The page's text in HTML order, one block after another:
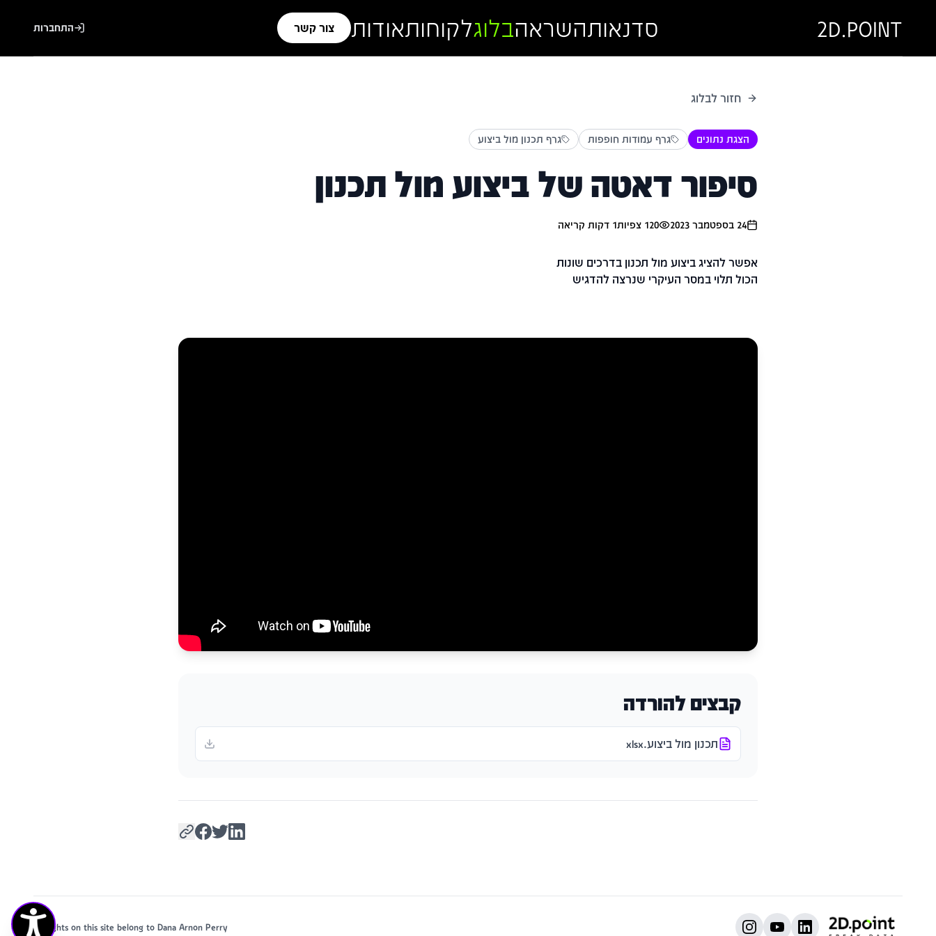
2D.POINT סדנאותהשראהבלוגלקוחותאודות צור קשר התחברות
חזור לבלוג
הצגת נתונים גרף עמודות חופפות גרף תכנון מול ביצוע
סיפור דאטה של ביצוע מול תכנון
24 בספטמבר 2023 120 צפיות1 דקות קריאה
אפשר להציג ביצוע מול תכנון בדרכים שונות
הכול תלוי במסר העיקרי שנרצה להדגיש
קבצים להורדה
תכנון מול ביצוע.xlsx
All rights on this site belong to Dana Arnon Perry